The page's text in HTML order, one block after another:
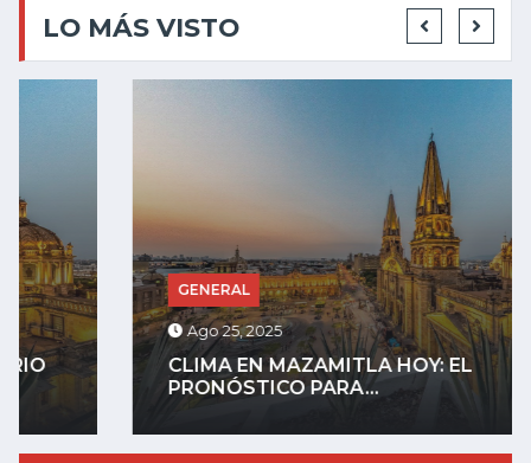
LO MÁS VISTO
GENERAL
Ago 25, 2025
CLIMA EN MAZAMITLA HOY: EL
PRONÓSTICO PARA...